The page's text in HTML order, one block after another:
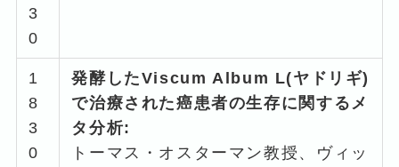
3
0
1
8
3
0
発酵したViscum Album L(ヤドリギ)
で治療された癌患者の生存に関するメ
タ分析:
トーマス・オスターマン教授、ヴィッ